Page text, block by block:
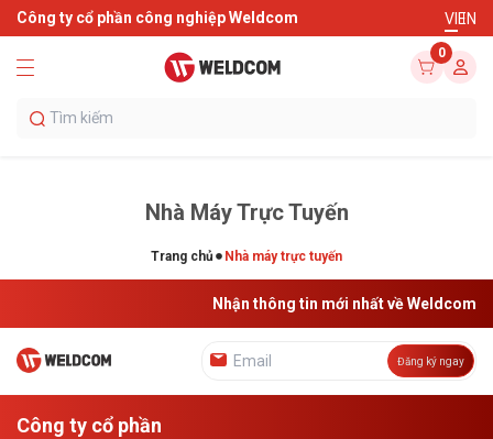
Công ty cổ phần công nghiệp Weldcom VIEN
0
Nhà Máy Trực Tuyến
Trang chủ Nhà máy trực tuyến
Nhận thông tin mới nhất về Weldcom
Đăng ký ngay
Công ty cổ phần